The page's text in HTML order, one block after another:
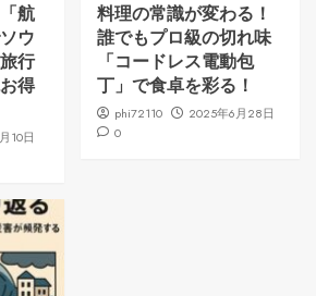
航
ウ
行
得
10日
料理の常識が変わる！
誰でもプロ級の切れ味
「コードレス電動包
丁」で食卓を彩る！
phi72110
2025年6月28日
0